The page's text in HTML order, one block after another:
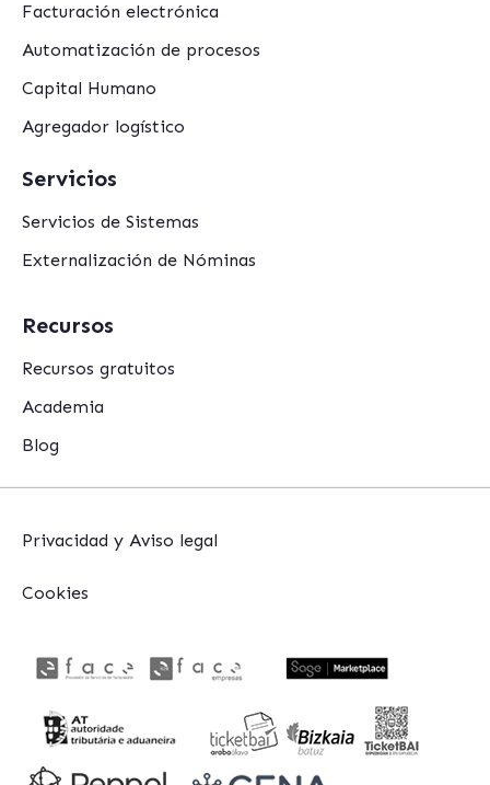
Facturación electrónica
Automatización de procesos
Capital Humano
Agregador logístico
Servicios
Servicios de Sistemas
Externalización de Nóminas
Recursos
Recursos gratuitos
Academia
Blog
Privacidad y Aviso legal
Cookies